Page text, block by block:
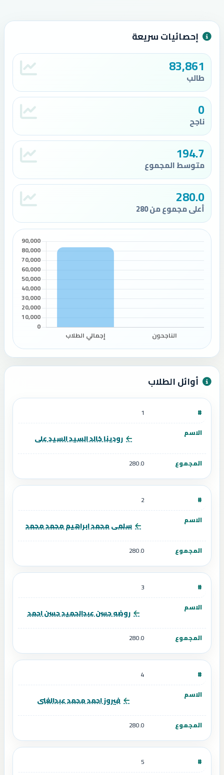
إحصائيات سريعة
83,861
طالب
0
ناجح
194.7
متوسط المجموع
280.0
أعلى مجموع من 280
أوائل الطلاب
1
رودينا خالد السيد السيد على
280.0
2
سلمى محمد ابراهيم محمد محمد
280.0
3
روضه حسن عبدالحميد حسن احمد
280.0
4
فيروز احمد محمد عبدالغنى
280.0
5